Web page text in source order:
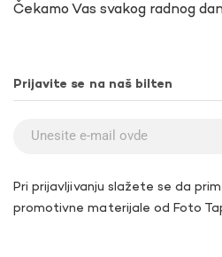
Čekamo Vas svakog radnog
Prijavite se na naš bilten
Pri prijavljivanju slažete se da
promotivne materijale od Foto